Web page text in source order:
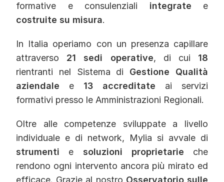
formative e consulenziali integrate e
costruite su misura.
In Italia operiamo con un presenza capillare
attraverso 21 sedi operative, di cui 18
rientranti nel Sistema di Gestione Qualità
aziendale e 13 accreditate ai servizi
formativi presso le Amministrazioni Regionali.
Oltre alle competenze sviluppate a livello
individuale e di network, Mylia si avvale di
strumenti e soluzioni proprietarie che
rendono ogni intervento ancora più mirato ed